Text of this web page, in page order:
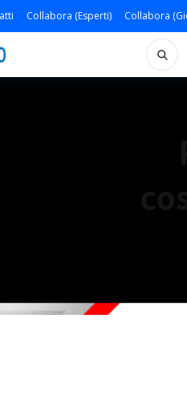
Collabora (Esperti) Collabora